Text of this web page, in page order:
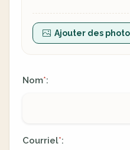
Ajouter des
Nom*:
Courriel*: